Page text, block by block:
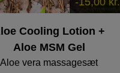
Cooling Lotion +
Aloe MSM Gel
Aloe vera massagesæt